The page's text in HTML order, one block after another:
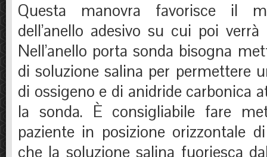
Questa manovra favorisce il
dell’anello adesivo su cui poi verrà
Nell’anello porta sonda bisogna
di soluzione salina per permettere
di ossigeno e di anidride carbonica
la sonda. È consigliabile fare
paziente in posizione orizzontale
che la soluzione salina fuoriesca